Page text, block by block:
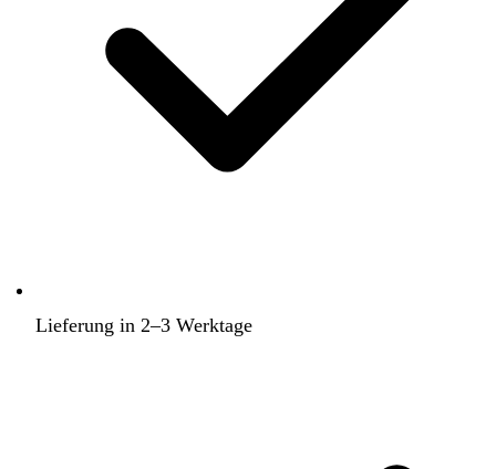
Lieferung in 2–3 Werktage